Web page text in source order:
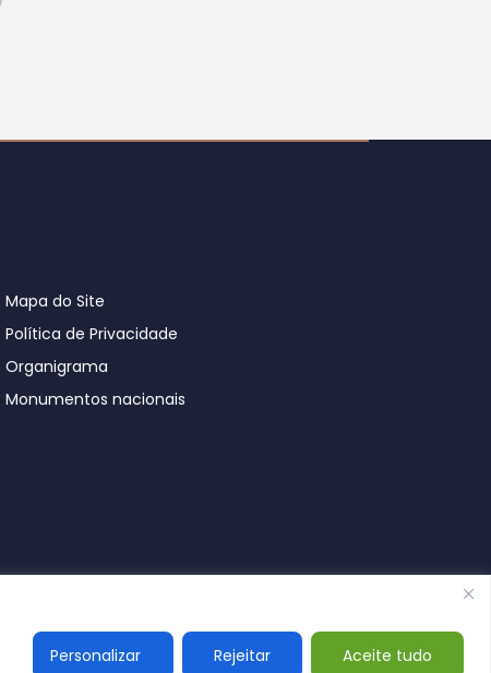
Personalizar Rejeitar Aceite tudo
Mapa do Site
Política de Privacidade
Organigrama
Monumentos nacionais